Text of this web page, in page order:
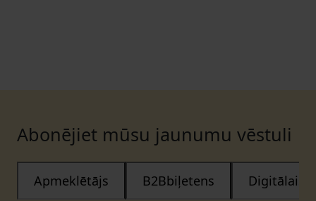
Abonējiet mūsu jaunumu vēstuli
Apmeklētājs B2Bbiļetens Digitālais